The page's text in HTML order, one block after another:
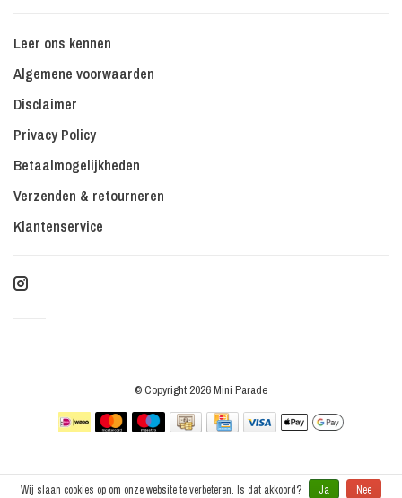
Leer ons kennen
Algemene voorwaarden
Disclaimer
Privacy Policy
Betaalmogelijkheden
Verzenden & retourneren
Klantenservice
© Copyright 2026 Mini Parade
Wij slaan cookies op om onze website te verbeteren. Is dat akkoord? Ja Nee